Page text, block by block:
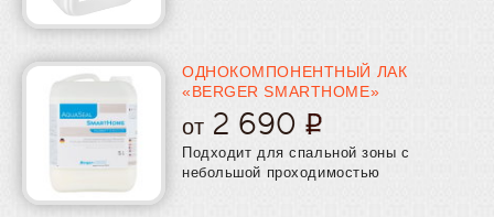
ОДНОКОМПОНЕНТНЫЙ ЛАК
«BERGER SMARTHOME»
от 2 690
Подходит для спальной зоны с
небольшой проходимостью